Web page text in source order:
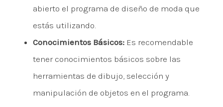
abierto el programa de diseño de moda que
estás utilizando.
Conocimientos Básicos:Es recomendable
tener conocimientos básicos sobre las
herramientas de dibujo, selección y
manipulación de objetos en el programa.